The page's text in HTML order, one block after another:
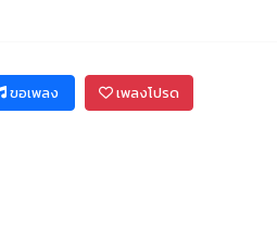
ขอเพลง เพลงโปรด